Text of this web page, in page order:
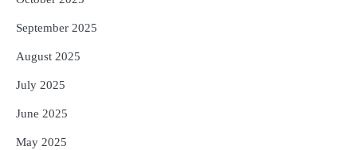
September 2025
August 2025
July 2025
June 2025
May 2025